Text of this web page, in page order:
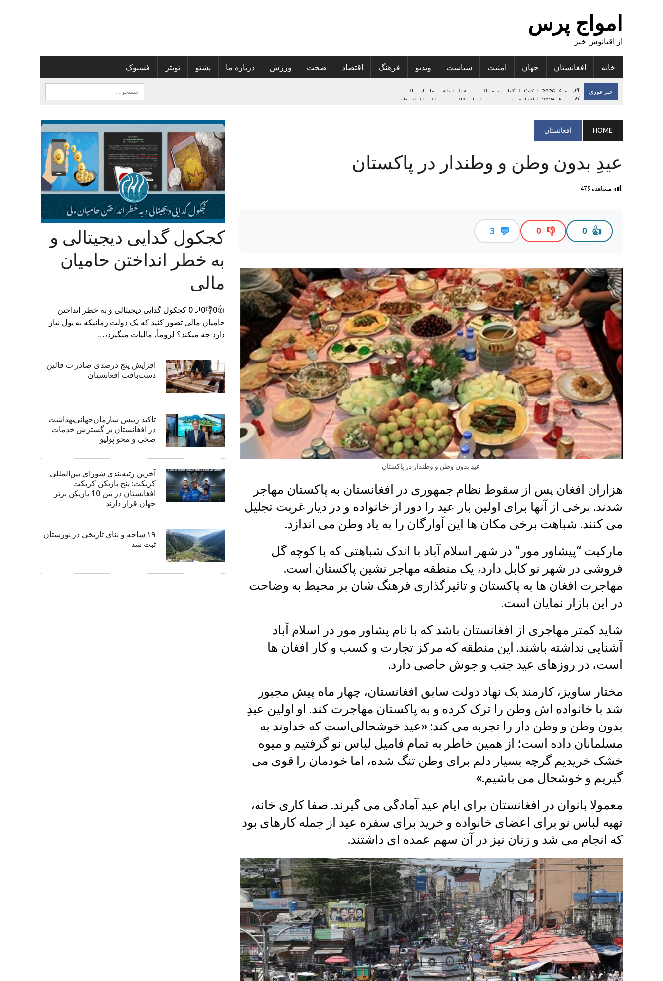
امواج پرس
از اقیانوس خبر
خانه افغانستان جهان امنيت سياست ویدیو فرهنگ اقتصاد صحت ورزش درباره ما پشتو تویتر فسبوک
خبر فوري آگست 6, 2026 | افزایش پنج درصدی صادرات قالین دست‌بافت افغانستان
آگست 5, 2026 | ۱۹ ساحه و بنای تاریخی در نورستان ثبت شد
کجکول گدایی دیجیتالی و به خطر انداختن حامیان مالی
HOME افغانستان
عیدِ بدون وطن و وطندار در پاکستان
مشاهده 475
👍
0
👎
0
💬
3
عیدِ بدون وطن و وطندار در پاکستان
هزاران افغان پس از سقوط نظام جمهوری در افغانستان به پاکستان مهاجر
شدند. برخی از آنها برای اولین بار عید را دور از خانواده و در دیار غربت تجلیل
می کنند. شباهت برخی مکان ها این آوارگان را به یاد وطن می اندازد.
مارکیت “پیشاور مور” در شهر اسلام آباد با اندک شباهتی که با کوچه گل
فروشی در شهر نو کابل دارد، یک منطقه مهاجر نشین پاکستان است.
مهاجرت افغان ها به پاکستان و تاثیرگذاری فرهنگ شان بر محیط به وضاحت
در این بازار نمایان است.
شاید کمتر مهاجری از افغانستان باشد که با نام پشاور مور در اسلام آباد
آشنایی نداشته باشند. این منطقه که مرکز تجارت و کسب و کار افغان ها
است، در روزهای عید جنب و جوش خاصی دارد.
مختار ساویز، کارمند یک نهاد دولت سابق افغانستان، چهار ماه پیش مجبور
شد با خانواده اش وطن را ترک کرده و به پاکستان مهاجرت کند. او اولین عیدِ
بدون وطن و وطن ‌دار را تجربه می کند: «عید خوشحالی‌است که خداوند به
مسلمانان داده است؛ از همین خاطر به تمام فامیل لباس نو گرفتیم و میوه
خشک خریدیم گرچه بسیار دلم برای وطن تنگ شده، اما خودمان را قوی می
گیریم و خوشحال می باشیم.»
معمولا بانوان در افغانستان برای ایام عید آمادگی می گیرند. صفا کاری خانه،
تهیه لباس نو برای اعضای خانواده و خرید برای سفره عید از جمله کارهای بود
که انجام می شد و زنان نیز در آن سهم عمده ای داشتند.
کجکول گدایی دیجیتالی و
به خطر انداختن حامیان
مالی
👍0👎0💬0 کجکول گدایی دیجیتالی و به خطر انداختن
حامیان مالی تصور کنید که یک دولت زمانیکه به پول نیاز
دارد چه میکند؟ لزومأ، مالیات میگیرد،…
افزایش پنج درصدی صادرات قالین
دست‌بافت افغانستان
تاکید رییس سازمان‌جهانی‌بهداشت
در افغانستان بر گسترش خدمات
صحی و محو پولیو
آخرین رتبه‌بندی شورای بین‌المللی
کریکت: پنج بازیکن کریکت
افغانستان در بین 10 بازیکن برتر
جهان قرار دارند
۱۹ ساحه و بنای تاریخی در نورستان
ثبت شد